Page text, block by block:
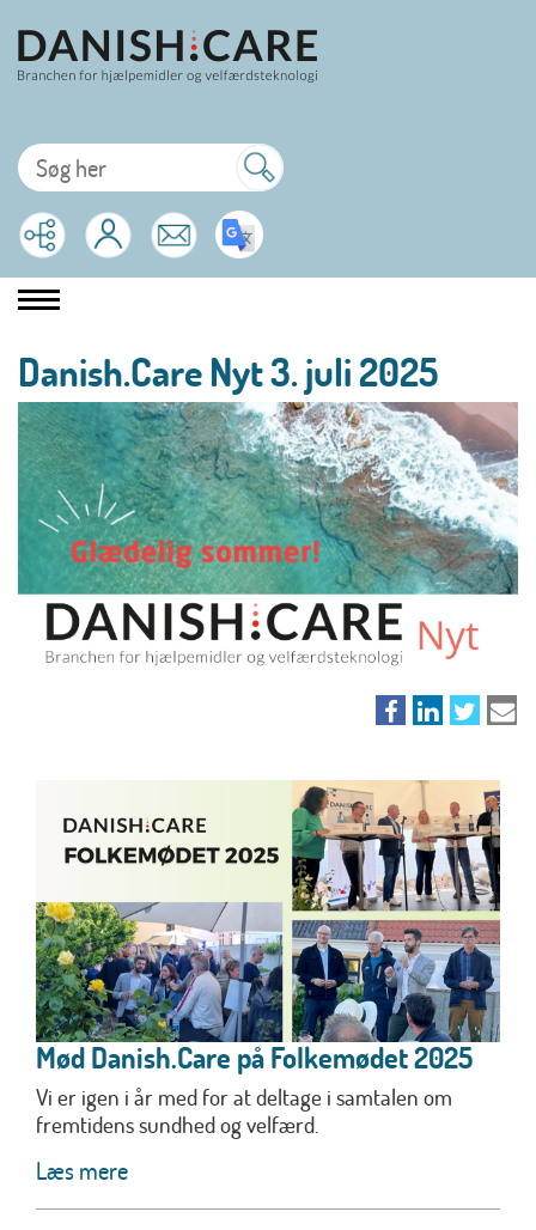
Danish.Care Nyt 3. juli 2025
Mød Danish.Care på Folkemødet 2025
Vi er igen i år med for at deltage i samtalen om
fremtidens sundhed og velfærd.
Læs mere